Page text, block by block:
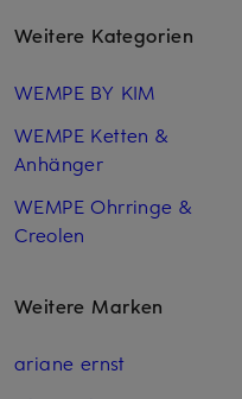
Weitere Kategorien
WEMPE BY KIM
WEMPE Ketten &
Anhänger
WEMPE Ohrringe &
Creolen
Weitere Marken
ariane ernst